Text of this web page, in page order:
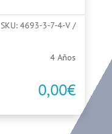
SKU:4693-3-7-4-V
4 Años
0,00€